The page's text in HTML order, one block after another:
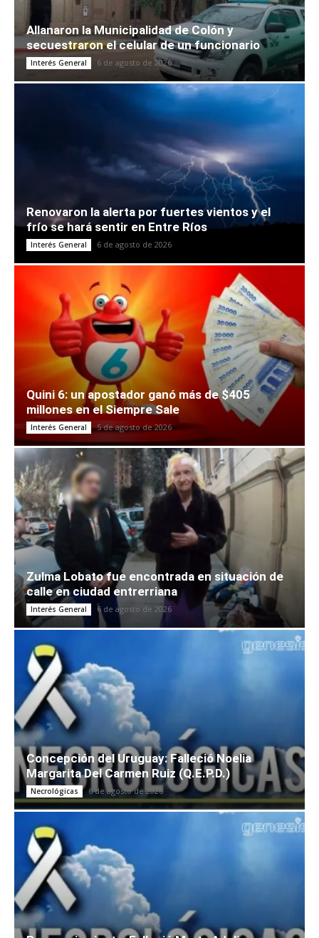
Allanaron la Municipalidad de Colón y
secuestraron el celular de un funcionario
Interés General 6 de agosto de 2026
Renovaron la alerta por fuertes vientos y el
frío se hará sentir en Entre Ríos
Interés General 6 de agosto de 2026
Quini 6: un apostador ganó más de $405
millones en el Siempre Sale
Interés General 5 de agosto de 2026
Zulma Lobato fue encontrada en situación de
calle en ciudad entrerriana
Interés General 6 de agosto de 2026
Concepción del Uruguay: Falleció Noelia
Margarita Del Carmen Ruiz (Q.E.P.D.)
Necrológicas 6 de agosto de 2026